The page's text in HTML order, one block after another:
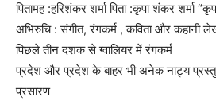
पितामह :हरिशंकर शर्मा पिता :कृपा शंकर शर्मा
अभिरुचि : संगीत, रंगकर्म , कविता और कहानी
पिछले तीन दशक से ग्वालियर में रंगकर्म
प्रदेश और प्रदेश के बाहर भी अनेक नाट्य
प्रसारण